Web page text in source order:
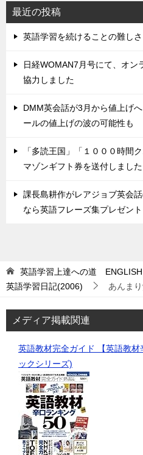
最近の投稿
英語学習を続けることの難し
日経WOMAN7月号にて、オン
協力しました
DMM英会話が3月から値上げ
ールの値上げの波の可能性も
「多読王国」「１０００時間
マゾンギフト券を送付しました
課長島耕作がレアジョブ英会
なら英語フレーズ集プレゼント
英語学習上達への道
英語学習日記(2006)
あんま
メディア掲載関連
英語教材完全ガイド 【英語教
ックシリーズ)